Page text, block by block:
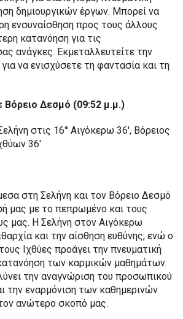
δημιουργικών έργων. Μπορεί να
ενσυναίσθηση προς τους άλλους
κατανόηση για τις
ανάγκες. Εκμεταλλευτείτε την
να ενισχύσετε τη φαντασία και τη
Βόρειο Δεσμό (09:52 μ.μ.)
στις 16° Αιγόκερω 36′, Βόρειος
36′
στη Σελήνη και τον Βόρειο Δεσμό
μας με το πεπρωμένο και τους
μας. Η Σελήνη στον Αιγόκερω
και την αίσθηση ευθύνης, ενώ ο
Ιχθύες προάγει την πνευματική
των καρμικών μαθημάτων.
την αναγνώριση του προσωπικού
την εναρμόνιση των καθημερινών
ανώτερο σκοπό μας.